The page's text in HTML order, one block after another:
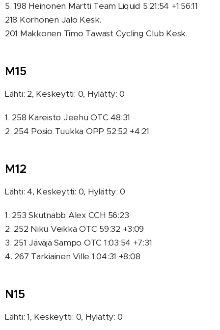
5. 198 Heinonen Martti Team Liquid 5:21:54 +1:56:11
218 Korhonen Jalo Kesk.
201 Makkonen Timo Tawast Cycling Club Kesk.
M15
Lähti: 2, Keskeytti: 0, Hylätty: 0
1. 258 Kareisto Jeehu OTC 48:31
2. 254 Posio Tuukka OPP 52:52 +4:21
M12
Lähti: 4, Keskeytti: 0, Hylätty: 0
1. 253 Skutnabb Alex CCH 56:23
2. 252 Niku Veikka OTC 59:32 +3:09
3. 251 Jäväjä Sampo OTC 1:03:54 +7:31
4. 267 Tarkiainen Ville 1:04:31 +8:08
N15
Lähti: 1, Keskeytti: 0, Hylätty: 0